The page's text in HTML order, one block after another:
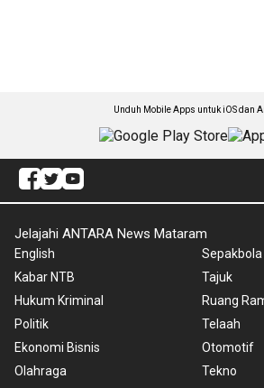
Unduh Mobile Apps untuk iOS dan
Jelajahi ANTARA News Mataram
English
Kabar NTB
Hukum Kriminal
Politik
Ekonomi Bisnis
Olahraga
Sepakbola
Tajuk
Ruang
Telaah
Otomotif
Tekno